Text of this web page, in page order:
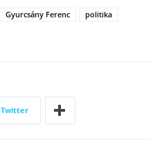
Gyurcsány Ferenc
politika
Twitter